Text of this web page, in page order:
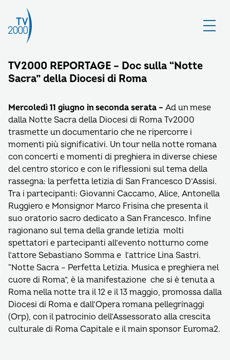
TV2000 REPORTAGE – Doc sulla “Notte
Sacra” della Diocesi di Roma
Mercoledì 11 giugno in seconda serata – Ad un mese
dalla Notte Sacra della Diocesi di Roma Tv2000
trasmette un documentario che ne ripercorre i
momenti più significativi. Un tour nella notte romana
con concerti e momenti di preghiera in diverse chiese
del centro storico e con le riflessioni sul tema della
rassegna: la perfetta letizia di San Francesco D’Assisi.
Tra i partecipanti: Giovanni Caccamo, Alice, Antonella
Ruggiero e Monsignor Marco Frisina che presenta il
suo oratorio sacro dedicato a San Francesco. Infine
ragionano sul tema della grande letizia molti
spettatori e partecipanti all’evento notturno come
l’attore Sebastiano Somma e l’attrice Lina Sastri.
“Notte Sacra – Perfetta Letizia. Musica e preghiera nel
cuore di Roma”, è la manifestazione che si è tenuta a
Roma nella notte tra il 12 e il 13 maggio, promossa dalla
Diocesi di Roma e dall’Opera romana pellegrinaggi
(Orp), con il patrocinio dell’Assessorato alla crescita
culturale di Roma Capitale e il main sponsor Euroma2.